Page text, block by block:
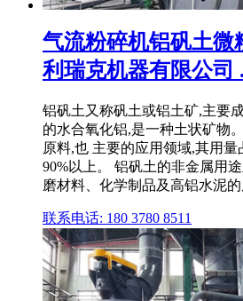
气流粉碎机铝矾土微
利瑞克机器有限公司
铝矾土又称矾土或铝土矿,主要
的水合氧化铝,是一种土状矿物
原料,也 主要的应用领域,其用
90%以上。 铝矾土的非金属用
磨材料、化学制品及高铝水泥的
联系电话: 180 3780 8511